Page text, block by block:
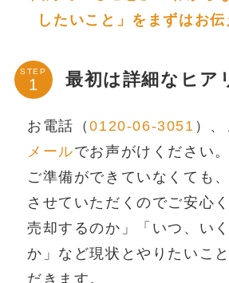
したいこと」をまずはお伝
STEP 最初は詳細なヒア
お電話（0120-06-3051 ）
メールでお声がけください。
ご準備ができていなくても
させていただくのでご安心
売却するのか」「いつ、い
か」など現状とやりたいこ
だきます。